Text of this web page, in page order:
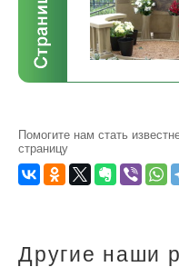
Помогите нам стать
страницу
Другие наши